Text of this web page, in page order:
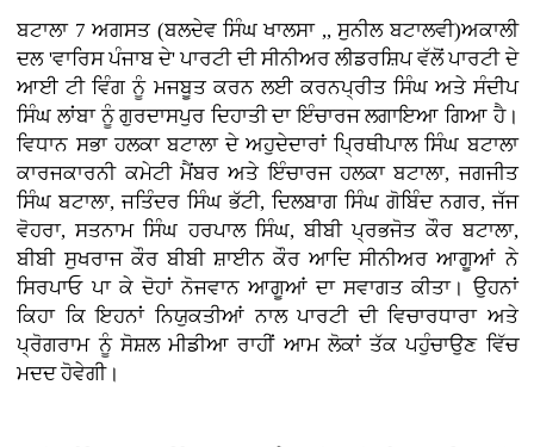
ਬਟਾਲਾ 7 ਅਗਸਤ (ਬਲਦੇਵ ਸਿੰਘ ਖਾਲਸਾ ,, ਸੁਨੀਲ ਬਟਾਲਵੀ)ਅਕਾਲੀ
ਦਲ 'ਵਾਰਿਸ ਪੰਜਾਬ ਦੇ' ਪਾਰਟੀ ਦੀ ਸੀਨੀਅਰ ਲੀਡਰਸ਼ਿਪ ਵੱਲੋਂ ਪਾਰਟੀ ਦੇ
ਆਈ ਟੀ ਵਿੰਗ ਨੂੰ ਮਜਬੂਤ ਕਰਨ ਲਈ ਕਰਨਪ੍ਰੀਤ ਸਿੰਘ ਅਤੇ ਸੰਦੀਪ
ਸਿੰਘ ਲਾਂਬਾ ਨੂੰ ਗੁਰਦਾਸਪੁਰ ਦਿਹਾਤੀ ਦਾ ਇੰਚਾਰਜ ਲਗਾਇਆ ਗਿਆ ਹੈ।
ਵਿਧਾਨ ਸਭਾ ਹਲਕਾ ਬਟਾਲਾ ਦੇ ਅਹੁਦੇਦਾਰਾਂ ਪ੍ਰਿਥੀਪਾਲ ਸਿੰਘ ਬਟਾਲਾ
ਕਾਰਜਕਾਰਨੀ ਕਮੇਟੀ ਮੈਂਬਰ ਅਤੇ ਇੰਚਾਰਜ ਹਲਕਾ ਬਟਾਲਾ, ਜਗਜੀਤ
ਸਿੰਘ ਬਟਾਲਾ, ਜਤਿੰਦਰ ਸਿੰਘ ਭੱਟੀ, ਦਿਲਬਾਗ ਸਿੰਘ ਗੋਬਿੰਦ ਨਗਰ, ਜੱਜ
ਵੋਹਰਾ, ਸਤਨਾਮ ਸਿੰਘ ਹਰਪਾਲ ਸਿੰਘ, ਬੀਬੀ ਪ੍ਰਭਜੋਤ ਕੌਰ ਬਟਾਲਾ,
ਬੀਬੀ ਸੁਖਰਾਜ ਕੌਰ ਬੀਬੀ ਸ਼ਾਈਨ ਕੌਰ ਆਦਿ ਸੀਨੀਅਰ ਆਗੂਆਂ ਨੇ
ਸਿਰਪਾਓ ਪਾ ਕੇ ਦੋਹਾਂ ਨੋਜਵਾਨ ਆਗੂਆਂ ਦਾ ਸਵਾਗਤ ਕੀਤਾ। ਉਹਨਾਂ
ਕਿਹਾ ਕਿ ਇਹਨਾਂ ਨਿਯੁਕਤੀਆਂ ਨਾਲ ਪਾਰਟੀ ਦੀ ਵਿਚਾਰਧਾਰਾ ਅਤੇ
ਪ੍ਰੋਗਰਾਮ ਨੂੰ ਸੋਸ਼ਲ ਮੀਡੀਆ ਰਾਹੀਂ ਆਮ ਲੋਕਾਂ ਤੱਕ ਪਹੁੰਚਾਉਣ ਵਿੱਚ
ਮਦਦ ਹੋਵੇਗੀ।